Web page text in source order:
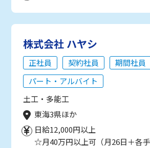
株式会社 ハヤシ
正社員 契約社員
期間社員
パート・アルバイト
土工・多能工
東海3県ほか
日給12,000円以上
☆月40万円以上可（月26日＋各手